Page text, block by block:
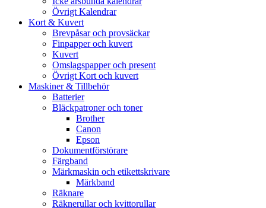
Övrigt Kalendrar
Kort & Kuvert
Brevpåsar och provsäckar
Finpapper och kuvert
Kuvert
Omslagspapper och present
Övrigt Kort och kuvert
Maskiner & Tillbehör
Batterier
Bläckpatroner och toner
Brother
Canon
Epson
Dokumentförstörare
Färgband
Märkmaskin och etikettskrivare
Märkband
Räknare
Räknerullar och kvittorullar